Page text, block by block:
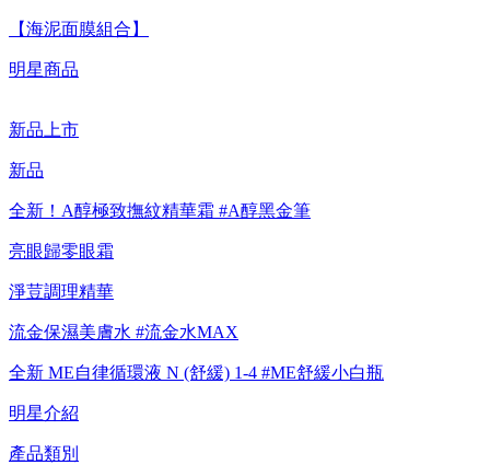
【綁定中信LINE Pay卡享最高6%回饋▼點我了解詳情
【重要公告】IPSA 無法驗證非官方通路銷售之品牌商品的真實
【海泥面膜組合】
明星商品
新品上市
新品
全新！A醇極致撫紋精華霜 #A醇黑金筆
亮眼歸零眼霜
淨荳調理精華
流金保濕美膚水 #流金水MAX
全新 ME自律循環液 N (舒緩) 1-4 #ME舒緩小白瓶
明星介紹
產品類別